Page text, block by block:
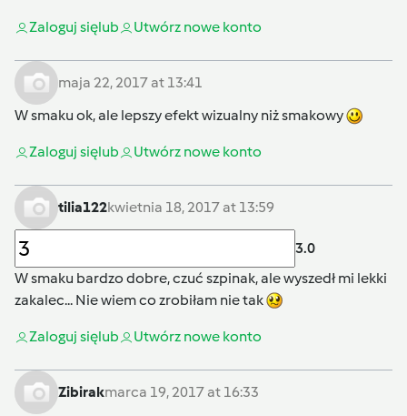
Zaloguj sięlub Utwórz nowe konto
maja 22, 2017 at 13:41
W smaku ok, ale lepszy efekt wizualny niż smakowy
Zaloguj sięlub Utwórz nowe konto
tilia122kwietnia 18, 2017 at 13:59
3.0
W smaku bardzo dobre, czuć szpinak, ale wyszedł mi lekki
zakalec... Nie wiem co zrobiłam nie tak
Zaloguj sięlub Utwórz nowe konto
Zibirakmarca 19, 2017 at 16:33